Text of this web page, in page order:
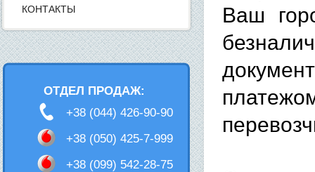
КОНТАКТЫ
ОТДЕЛ ПРОДАЖ:
+38 (044) 426-90-90
+38 (050) 425-7-999
+38 (099) 542-28-75
Ваш